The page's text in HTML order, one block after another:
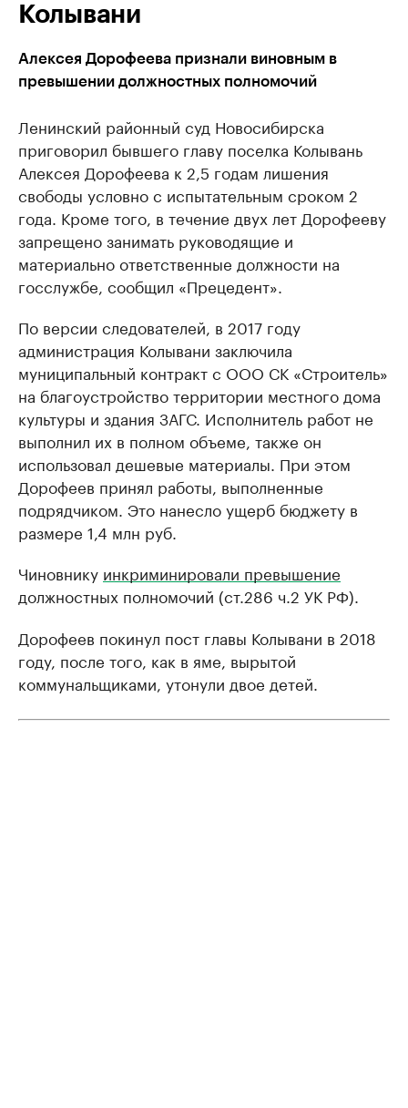
Колывани
Алексея Дорофеева признали виновным в
превышении должностных полномочий
Ленинский районный суд Новосибирска
приговорил бывшего главу поселка Колывань
Алексея Дорофеева к 2,5 годам лишения
свободы условно с испытательным сроком 2
года. Кроме того, в течение двух лет Дорофееву
запрещено занимать руководящие и
материально ответственные должности на
госслужбе, сообщил «Прецедент».
По версии следователей, в 2017 году
администрация Колывани заключила
муниципальный контракт с ООО СК «Строитель»
на благоустройство территории местного дома
культуры и здания ЗАГС. Исполнитель работ не
выполнил их в полном объеме, также он
использовал дешевые материалы. При этом
Дорофеев принял работы, выполненные
подрядчиком. Это нанесло ущерб бюджету в
размере 1,4 млн руб.
Чиновнику инкриминировали превышение
должностных полномочий (ст.286 ч.2 УК РФ).
Дорофеев покинул пост главы Колывани в 2018
году, после того, как в яме, вырытой
коммунальщиками, утонули двое детей.